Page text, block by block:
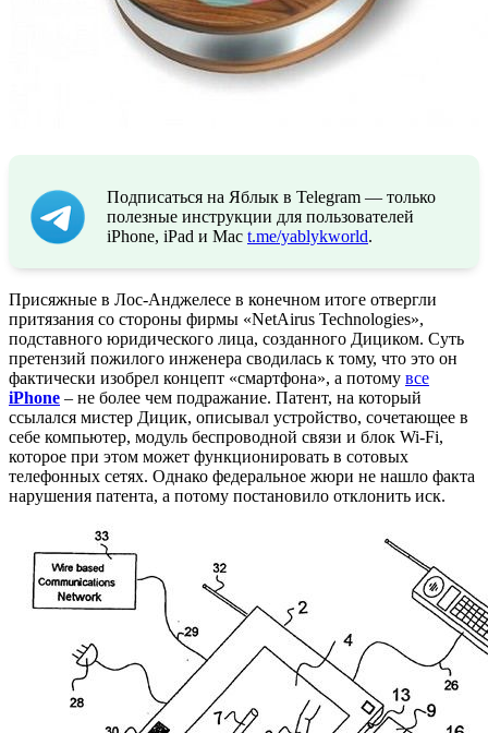
Подписаться на Яблык в Telegram — только
полезные инструкции для пользователей
iPhone, iPad и Mac t.me/yablykworld.
Присяжные в Лос-Анджелесе в конечном итоге отвергли
притязания со стороны фирмы «NetAirus Technologies»,
подставного юридического лица, созданного Дициком. Суть
претензий пожилого инженера сводилась к тому, что это он
фактически изобрел концепт «смартфона», а потому все
iPhone – не более чем подражание. Патент, на который
ссылался мистер Дицик, описывал устройство, сочетающее в
себе компьютер, модуль беспроводной связи и блок Wi-Fi,
которое при этом может функционировать в сотовых
телефонных сетях. Однако федеральное жюри не нашло факта
нарушения патента, а потому постановило отклонить иск.